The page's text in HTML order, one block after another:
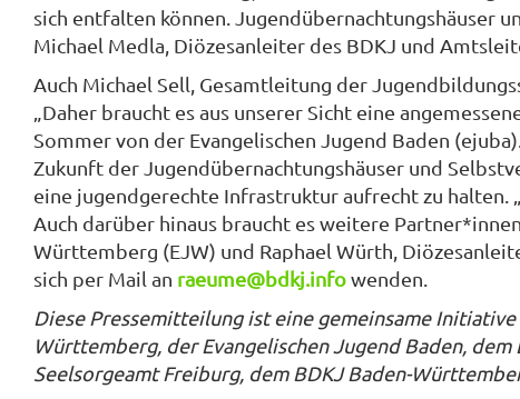
sich entfalten können. Jugendübernachtungshäuser
Michael Medla, Diözesanleiter des BDKJ und
Auch Michael Sell, Gesamtleitung der
„Daher braucht es aus unserer Sicht eine
Sommer von der Evangelischen Jugend Baden
Zukunft der Jugendübernachtungshäuser und
eine jugendgerechte Infrastruktur aufrecht zu halten.
Auch darüber hinaus braucht es weitere
Württemberg (EJW) und Raphael Würth,
sich per Mail an raeume@bdkj.infowenden.
Diese Pressemitteilung ist eine gemeinsame
Württemberg, der Evangelischen Jugend Baden,
Seelsorgeamt Freiburg, dem BDKJ Baden-